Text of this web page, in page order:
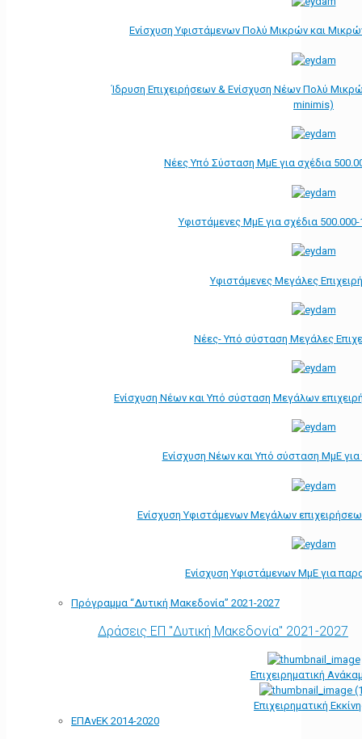
Ενίσχυση Υφιστάμενων Πολύ Μικρών και
Ίδρυση Επιχειρήσεων & Ενίσχυση Νέων Πολύ
minimis)
Νέες Υπό Σύσταση ΜμΕ για σχέδια
Υφιστάμενες ΜμΕ για σχέδια
Υφιστάμενες Μεγάλες
Νέες- Υπό σύσταση Μεγάλες
Ενίσχυση Νέων και Υπό σύσταση Μεγάλων
Ενίσχυση Νέων και Υπό σύσταση ΜμΕ
Ενίσχυση Υφιστάμενων Μεγάλων
Ενίσχυση Υφιστάμενων ΜμΕ για
Πρόγραμμα “Δυτική Μακεδονία” 2021-2027
Δράσεις ΕΠ "Δυτική Μακεδονία" 2021-2027
Επιχειρηματική
Επιχειρηματική
ΕΠΑνΕΚ 2014-2020